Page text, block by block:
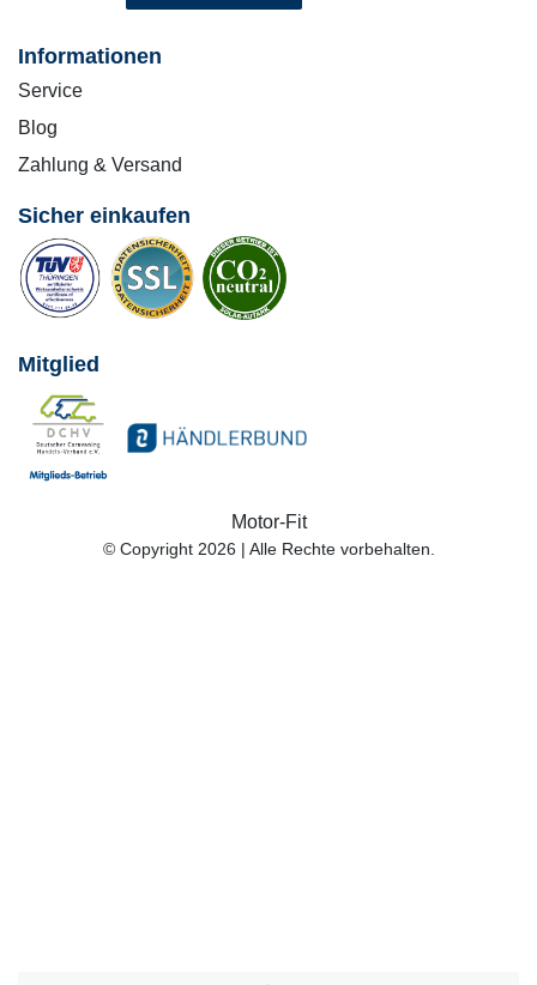
Informationen
Service
Blog
Zahlung & Versand
Sicher einkaufen
Mitglied
Motor-Fit
© Copyright 2026 | Alle Rechte vorbehalten.